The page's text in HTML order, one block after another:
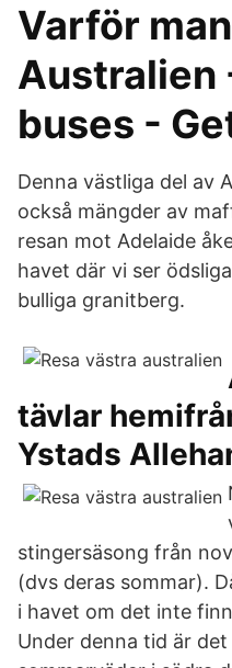
Varför
Australien
buses -
Denna västliga del av
också mängder av
resan mot Adelaide
havet där vi ser
bulliga granitberg.
tävlar
Ystads
stingersäsong från
(dvs deras sommar).
i havet om det inte
Under denna tid är